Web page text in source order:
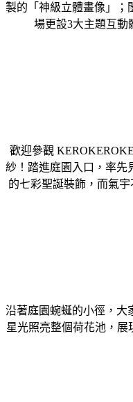
製的「神級立體畫像」；
場更設3大主題互動
歡迎參觀
紗！踏進庭園入口，率先
的七彩聖誕裝飾，而氣
沿著庭園蜿蜒的小徑，大
星光照亮整個荷花池，